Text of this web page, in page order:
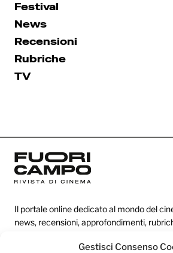
Gestisci Consenso
Festival
News
Recensioni
Rubriche
TV
Il portale online dedicato al mondo del
news, recensioni, approfondimenti,